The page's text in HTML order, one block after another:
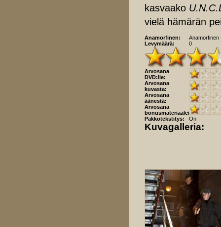
kasvaako
vielä hämärän
Anamorfinen:
Anamorfinen
Levymäärä:
0
Arvosana
DVD:lle:
Arvosana
kuvasta:
Arvosana
äänestä:
Arvosana
bonusmateriaaleista:
Pakkotekstitys:
On
Kuvagalleria: